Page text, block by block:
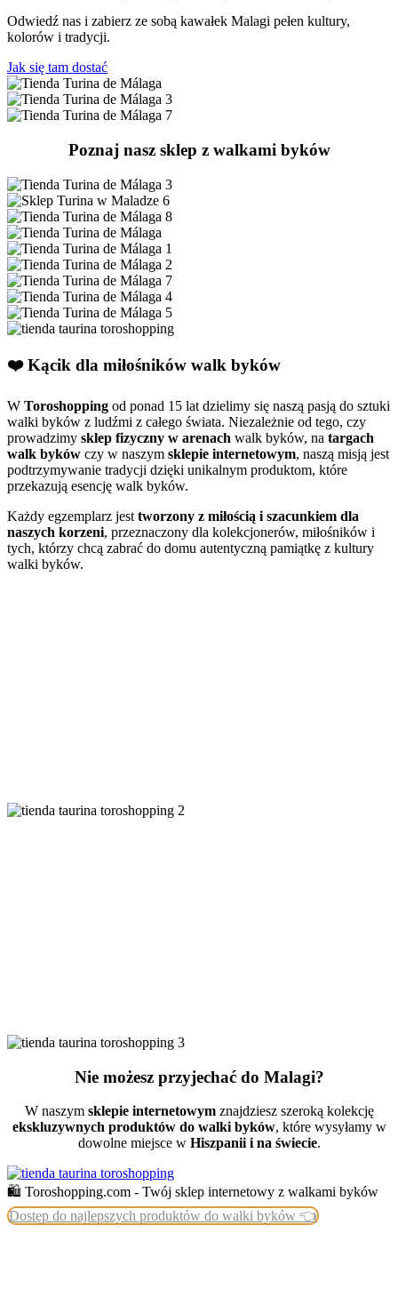
Odwiedź nas i zabierz ze sobą kawałek Malagi pełen kultury,
kolorów i tradycji.
Jak się tam dostać
Poznaj nasz sklep z walkami byków
❤️ Kącik dla miłośników walk byków
W Toroshopping od ponad 15 lat dzielimy się naszą pasją do sztuki
walki byków z ludźmi z całego świata. Niezależnie od tego, czy
prowadzimy sklep fizyczny w arenach walk byków, na targach
walk byków czy w naszym sklepie internetowym, naszą misją jest
podtrzymywanie tradycji dzięki unikalnym produktom, które
przekazują esencję walk byków.
Każdy egzemplarz jest tworzony z miłością i szacunkiem dla
naszych korzeni, przeznaczony dla kolekcjonerów, miłośników i
tych, którzy chcą zabrać do domu autentyczną pamiątkę z kultury
walki byków.
Nie możesz przyjechać do Malagi?
W naszym sklepie internetowymznajdziesz szeroką kolekcję
ekskluzywnych produktów do walki byków, które wysyłamy w
dowolne miejsce w Hiszpanii i na świecie.
🛍️ Toroshopping.com - Twój sklep internetowy z walkami byków
Dostęp do najlepszych produktów do walki byków 👈